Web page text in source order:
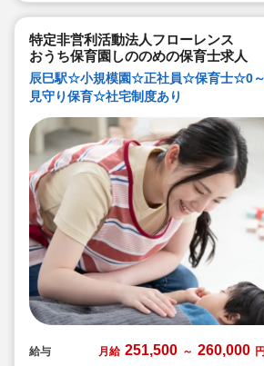
特定非営利活動法人フローレンス
おうち保育園しののめの保育士求人
辰巳駅☆小規模園☆正社員☆保育士☆0
見守り保育☆社宅制度あり
給与 月給 251,500 ～ 260,000 円